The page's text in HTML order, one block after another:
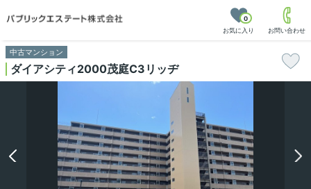
お気に入り
0
お問い合わせ
中古マンション
ダイアシティ2000茂庭C3リッヂ